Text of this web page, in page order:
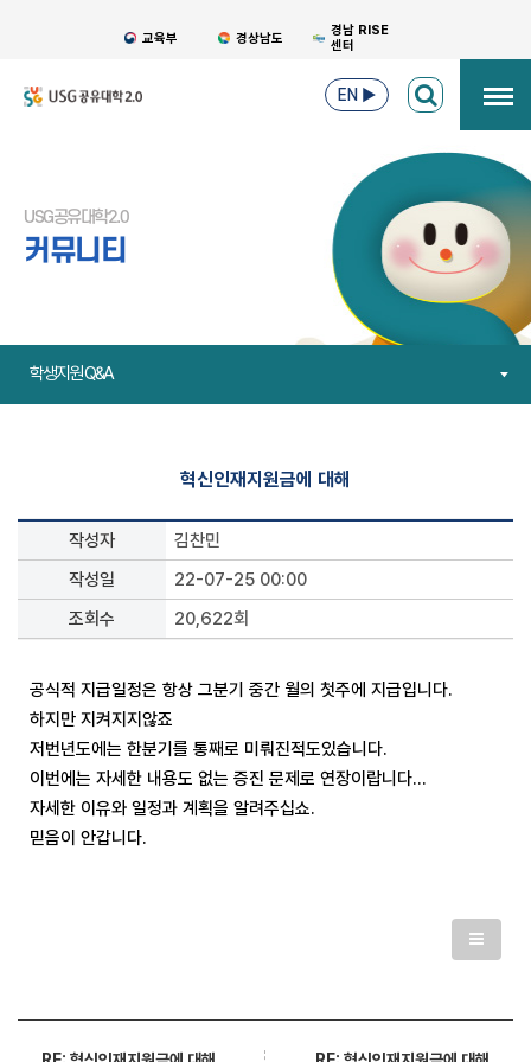
교육부 경상남도
경남 RISE
센터
EN ▶
USG공유대학2.0
커뮤니티
학생지원 Q&A
혁신인재지원금에 대해
작성자
김찬민
작성일
22-07-25 00:00
조회수
20,622회
공식적 지급일정은 항상 그분기 중간 월의 첫주에 지급입니다.
하지만 지켜지지않죠
저번년도에는 한분기를 통째로 미뤄진적도있습니다.
이번에는 자세한 내용도 없는 증진 문제로 연장이랍니다...
자세한 이유와 일정과 계획을 알려주십쇼.
믿음이 안갑니다.